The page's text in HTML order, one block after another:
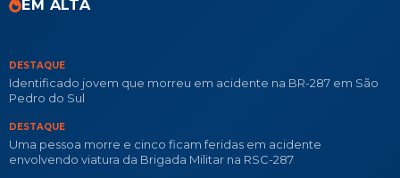
EM ALTA
DESTAQUE
Identificado jovem que morreu em acidente na BR-287 em São
Pedro do Sul
DESTAQUE
Uma pessoa morre e cinco ficam feridas em acidente
envolvendo viatura da Brigada Militar na RSC-287